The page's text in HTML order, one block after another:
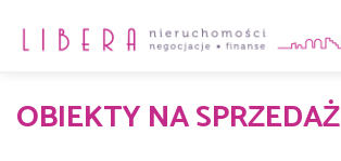
OBIEKTY NA SPRZEDAŻ